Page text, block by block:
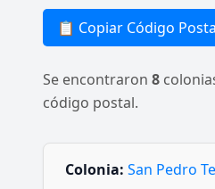
📋 Copiar Código
Se encontraron 8
código postal.
Colonia: San Pedro